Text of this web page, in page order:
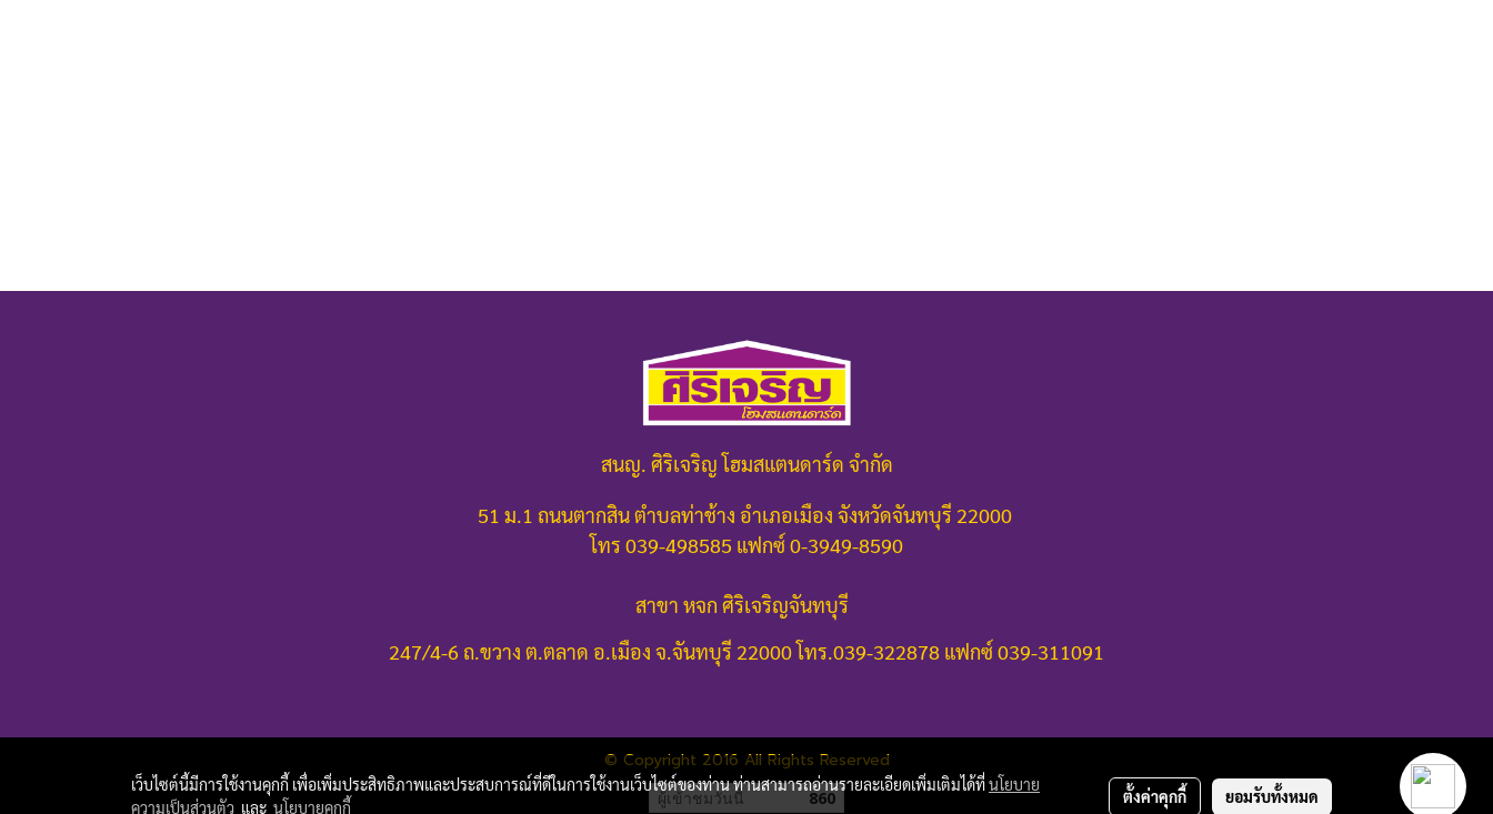
สนญ. ศิริเจริญ โฮมสแตนดาร์ด จำกัด
51 ม.1 ถนนตากสิน ตำบลท่าช้าง อำเภอเมือง จังหวัดจันทบุรี 22000
โทร 039-498585 แฟกซ์ 0-3949-8590
สาขา หจก ศิริเจริญจันทบุรี
247/4-6 ถ.ขวาง ต.ตลาด อ.เมือง จ.จันทบุรี 22000โทร.039-322878 แฟกซ์ 039-311091
© Copyright 2016 All Rights Reserved
ผู้เข้าชมวันนี้ 860
เว็บไซต์นี้มีการใช้งานคุกกี้ เพื่อเพิ่มประสิทธิภาพและประสบการณ์ที่ดีในการใช้งานเว็บไซต์ของท่าน ท่านสามารถอ่านรายละเอียดเพิ่มเติมได้ที่นโยบาย
ความเป็นส่วนตัว และ นโยบายคุกกี้
ตั้งค่าคุกกี้ ยอมรับทั้งหมด